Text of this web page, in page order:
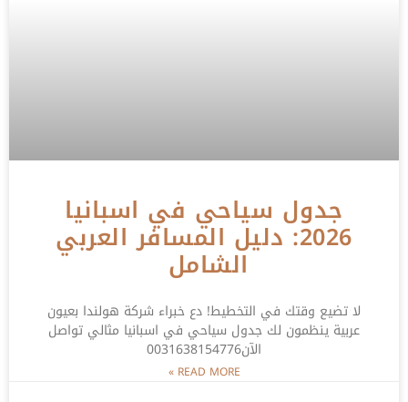
جدول سياحي في اسبانيا
2026: دليل المسافر العربي
الشامل
لا تضيع وقتك في التخطيط! دع خبراء شركة هولندا بعيون
عربية ينظمون لك جدول سياحي في اسبانيا مثالي تواصل
الآن0031638154776
READ MORE »